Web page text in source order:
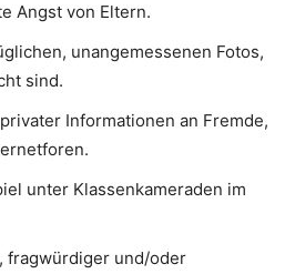
Angst von Eltern.
unangemessenen Fotos,
sind.
Informationen an Fremde,
unter Klassenkameraden im
fragwürdiger und/oder